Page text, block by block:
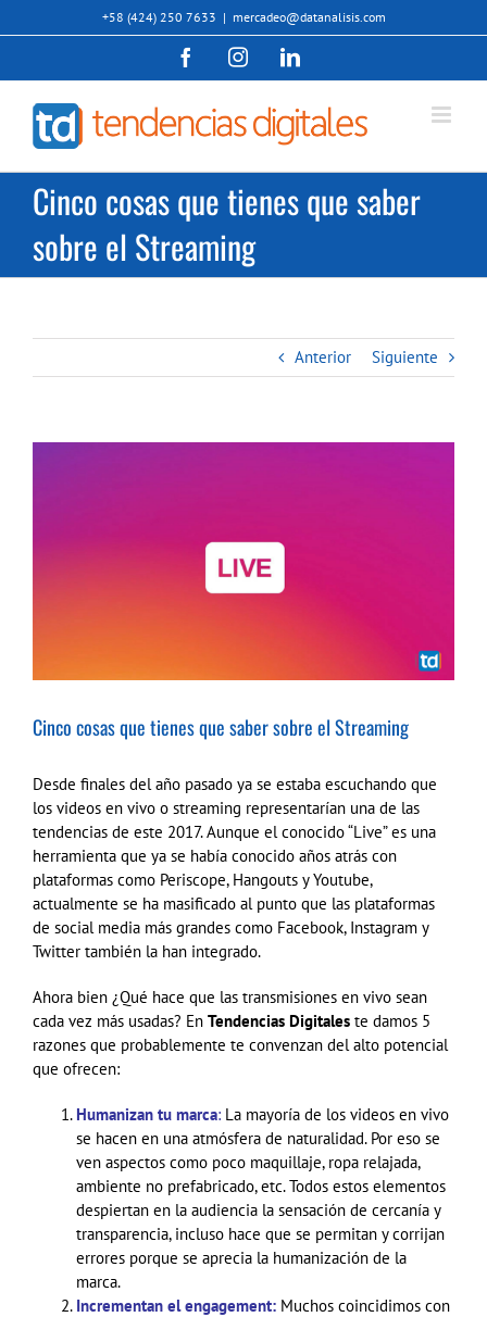
al
+58 (424) 250 7633 | mercadeo@datanalisis.com
FacebookInstagramLinkedIn
Cinco cosas que tienes que saber
sobre el Streaming
Anterior Siguiente
Cinco cosas que tienes que saber sobre el Streaming
Desde finales del año pasado ya se estaba escuchando que
los videos en vivo o streaming representarían una de las
tendencias de este 2017. Aunque el conocido “Live” es una
herramienta que ya se había conocido años atrás con
plataformas como Periscope, Hangouts y Youtube,
actualmente se ha masificado al punto que las plataformas
de social media más grandes como Facebook, Instagram y
Twitter también la han integrado.
Ahora bien ¿Qué hace que las transmisiones en vivo sean
cada vez más usadas? En Tendencias Digitales te damos 5
razones que probablemente te convenzan del alto potencial
que ofrecen:
Humanizan tu marca: La mayoría de los videos en vivo
se hacen en una atmósfera de naturalidad. Por eso se
ven aspectos como poco maquillaje, ropa relajada,
ambiente no prefabricado, etc. Todos estos elementos
despiertan en la audiencia la sensación de cercanía y
transparencia, incluso hace que se permitan y corrijan
errores porque se aprecia la humanización de la
marca.
Incrementan el engagement: Muchos coincidimos con